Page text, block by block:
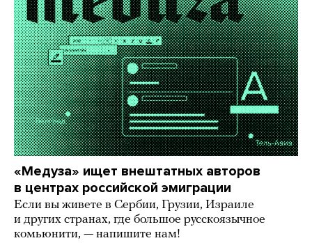
«Медуза» ищет внештатных авторов
в центрах российской эмиграции
Если вы живете в Сербии, Грузии, Израиле
и других странах, где большое русскоязычное
комьюнити, — напишите нам!